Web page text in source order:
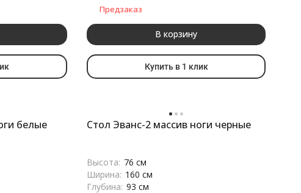
Предзаказ
В корзину
Купить в 1 клик
белые Стол Эванс-2 массив ноги черные
Высота: 76 см
Ширина: 160 см
Глубина: 93 см